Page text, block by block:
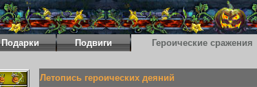
Подарки Подвиги Героические сражения
Летопись героических деяний